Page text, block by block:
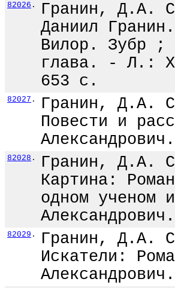
82026 .
Гранин, Д.А.
Даниил
Вилор. Зубр ;
глава. - Л.:
653 с.
82027 .
Гранин, Д.А.
Повести и
82028 .
Гранин, Д.А.
Картина:
одном ученом
82029 .
Гранин, Д.А.
Искатели: